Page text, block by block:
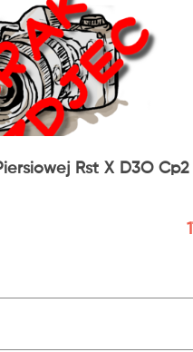
Rst X D3O Cp2